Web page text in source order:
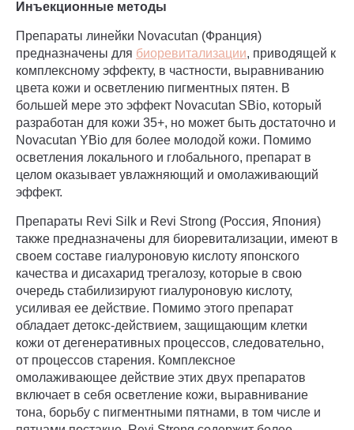
Инъекционные методы
Препараты линейки Novacutan (Франция)
предназначены для биоревитализации, приводящей к
комплексному эффекту, в частности, выравниванию
цвета кожи и осветлению пигментных пятен. В
большей мере это эффект Novacutan SBio, который
разработан для кожи 35+, но может быть достаточно и
Novacutan YBio для более молодой кожи. Помимо
осветления локального и глобального, препарат в
целом оказывает увлажняющий и омолаживающий
эффект.
Препараты Revi Silk и Revi Strong (Россия, Япония)
также предназначены для биоревитализации, имеют в
своем составе гиалуроновую кислоту японского
качества и дисахарид трегалозу, которые в свою
очередь стабилизируют гиалуроновую кислоту,
усиливая ее действие. Помимо этого препарат
обладает детокс-действием, защищающим клетки
кожи от дегенеративных процессов, следовательно,
от процессов старения. Комплексное
омолаживающее действие этих двух препаратов
включает в себя осветление кожи, выравнивание
тона, борьбу с пигментными пятнами, в том числе и